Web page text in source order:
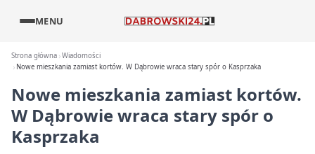
MENU
Strona główna Wiadomości
Nowe mieszkania zamiast kortów. W Dąbrowie wraca stary spór o Kasprzaka
Nowe mieszkania zamiast kortów.
W Dąbrowie wraca stary spór o
Kasprzaka